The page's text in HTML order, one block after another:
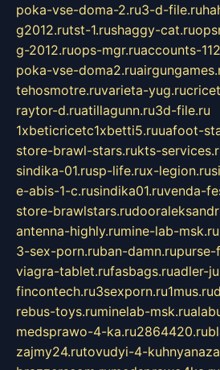
poka-vse-doma-2.ru3-d-file.ru
g2012.rutst-1.rushaggy-cat.ru
g-2012.ruops-mgr.ruaccounts-
poka-vse-doma2.ru
tehosmotre.ruvarieta-yug.ru
raytor-d.ruatillagunn.ru3d-file.ru
1xbeticricetc1xbetti5.ruuafoot-
store-brawl-stars.rukts-
sindika-01.rusp-life.rux-legion.ru
e-abis-1-c.rusindika01.ruvenda-
store-brawlstars.ru
antenna-highly.rumine-lab-msk.ru
3-sex-porn.ruban-damn.rupurse-
viagra-tablet.rufasbags.ruadler-
fincontech.ru3sexporn.ru1mus.ru
rebus-toys.ruminelab-msk.ru
medsprawo-4-ka.ru2864420.ru
zajmy24.rutovudyi-4-